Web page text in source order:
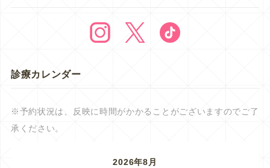
診療カレンダー
※予約状況は、反映に時間がかかることがございますのでご了
承ください。
2026年8月